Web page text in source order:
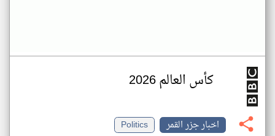
كأس العالم 2026
اخبار جزر القمر
Politics